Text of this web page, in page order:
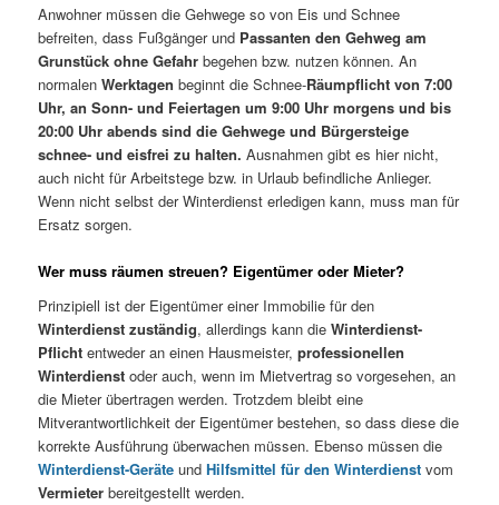
Anwohner müssen die Gehwege so von Eis und Schnee
befreiten, dass Fußgänger und Passanten den Gehweg am
Grunstück ohne Gefahr begehen bzw. nutzen können. An
normalenWerktagen beginnt die Schnee-Räumpflicht von 7:00
Uhr, an Sonn- und Feiertagen um 9:00 Uhr morgens und bis
20:00 Uhr abends sind die Gehwege und Bürgersteige
schnee- und eisfrei zu halten. Ausnahmen gibt es hier nicht,
auch nicht für Arbeitstege bzw. in Urlaub befindliche Anlieger.
Wenn nicht selbst der Winterdienst erledigen kann, muss man für
Ersatz sorgen.
Wer muss räumen streuen? Eigentümer oder Mieter?
Prinzipiell ist der Eigentümer einer Immobilie für den
Winterdienst zuständig, allerdings kann dieWinterdienst-
Pflicht entweder an einen Hausmeister,professionellen
Winterdienst oder auch, wenn im Mietvertrag so vorgesehen, an
die Mieter übertragen werden. Trotzdem bleibt eine
Mitverantwortlichkeit der Eigentümer bestehen, so dass diese die
korrekte Ausführung überwachen müssen. Ebenso müssen die
Winterdienst-Geräte undHilfsmittel für den Winterdienst vom
Vermieter bereitgestellt werden.